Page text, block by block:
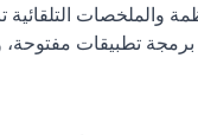
والملخصات
تطبيقات مفتوحة،